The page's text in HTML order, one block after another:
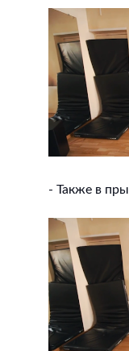
- Также в